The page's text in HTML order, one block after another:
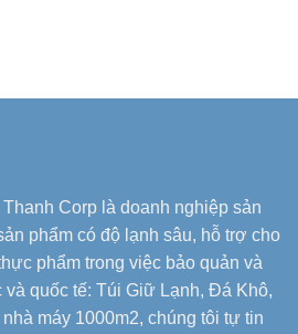
Corp là doanh nghiệp sản
phẩm có độ lạnh sâu, hỗ trợ cho
phẩm trong việc bảo quản và
quốc tế: Túi Giữ Lạnh, Đá Khô,
máy 1000m2, chúng tôi tự tin